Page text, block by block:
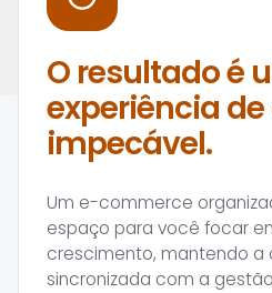
O resultado é
experiência
impecável.
Um e-commerce
espaço para você focar
crescimento, mantendo a
sincronizada com a